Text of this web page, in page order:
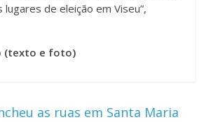
de eleição em Viseu”,
(texto e foto)
as ruas em Santa Maria